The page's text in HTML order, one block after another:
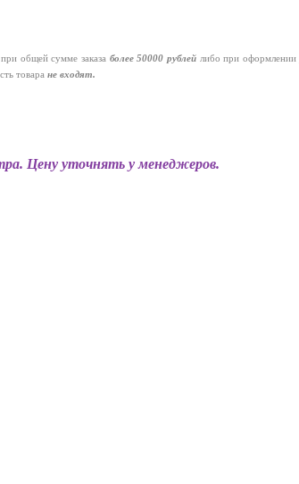
общей сумме заказа более 50000 рублей либо при оформлении
товара не входят.
Цену уточнять у менеджеров.